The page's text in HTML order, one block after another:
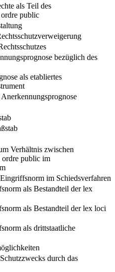
als Teil des
public
bezüglich des
als etabliertes
Verhältnis zwischen
public im
im Schiedsverfahren
als Bestandteil der lex
als Bestandteil der lex loci
als drittstaatliche
durch das